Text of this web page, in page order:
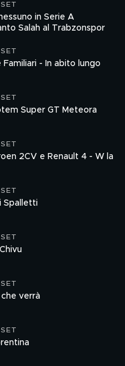
in Serie A
Salah al Trabzonspor
Familiari - In abito lungo
Super GT Meteora
2CV e Renault 4 - W la
Spalletti
che verrà